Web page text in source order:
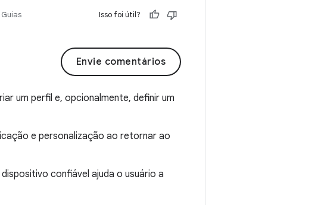
Guias Isso foi útil?
Envie comentários
um perfil e, opcionalmente, definir um
e personalização ao retornar ao
confiável ajuda o usuário a